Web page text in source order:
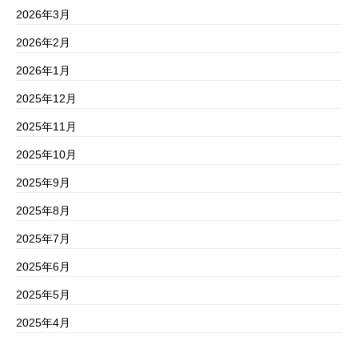
2026年3月
2026年2月
2026年1月
2025年12月
2025年11月
2025年10月
2025年9月
2025年8月
2025年7月
2025年6月
2025年5月
2025年4月